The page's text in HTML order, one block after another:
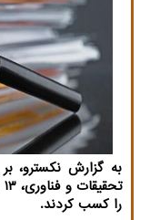
را کسب کردند.